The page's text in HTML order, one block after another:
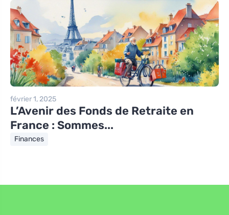
février 1, 2025
L’Avenir des Fonds de Retraite en
France : Sommes...
Finances